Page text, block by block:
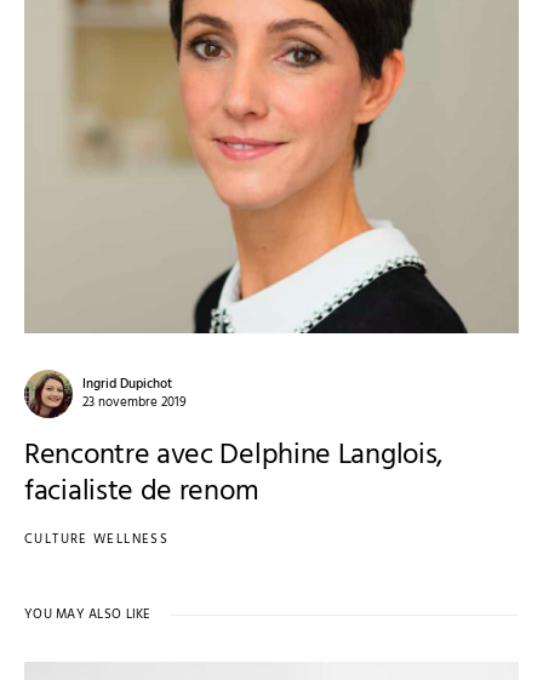
Ingrid Dupichot
23 novembre 2019
Rencontre avec Delphine Langlois,
facialiste de renom
CULTURE WELLNESS
YOU MAY ALSO LIKE